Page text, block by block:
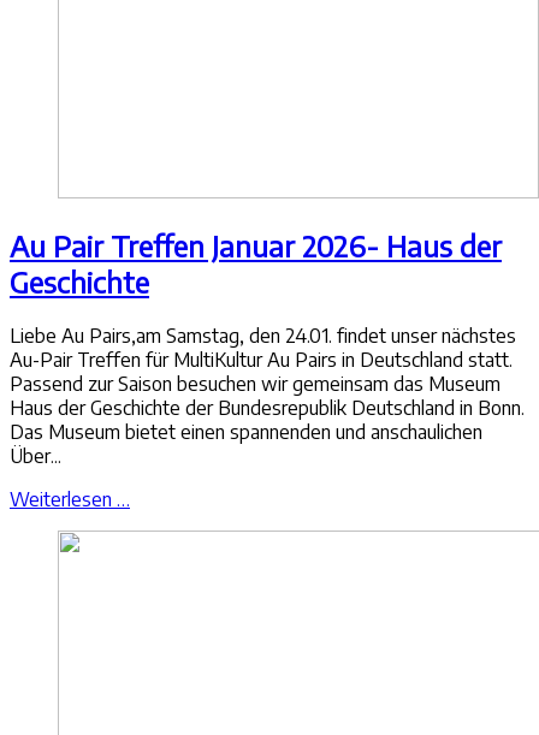
Au Pair Treffen Januar 2026- Haus der
Geschichte
Liebe Au Pairs,am Samstag, den 24.01. findet unser nächstes
Au-Pair Treffen für MultiKultur Au Pairs in Deutschland statt.
Passend zur Saison besuchen wir gemeinsam das Museum
Haus der Geschichte der Bundesrepublik Deutschland in Bonn.
Das Museum bietet einen spannenden und anschaulichen
Über...
Weiterlesen …